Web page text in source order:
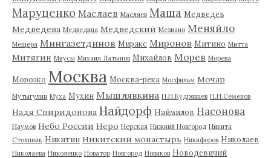
Маруценко Маслаев Масляев Маша Медведев
Медведева Медведица Медведский Мезиано Меняйло
Мещера Мингазетдинов Миракс Миронов Митино Митта
Митягин Миусы Михаил Латыпов Михайлов Морев Морева
Морозко Москва Москва-река Мосфильм Мочар
Мутыгулин Муха Мухин Мышлявкина Н.Н.Кудрявцев Н.Н.Семенов
Надя Спиридонова Найдорф Наймилов Насонова
Наумов Небо России Неро Нерская Нижний Новгород Никита
Столпник Никитин Никитский монастырь Никифоров Николаев
Николаева Николенко Новатор Новгород Новиков Новодевичий